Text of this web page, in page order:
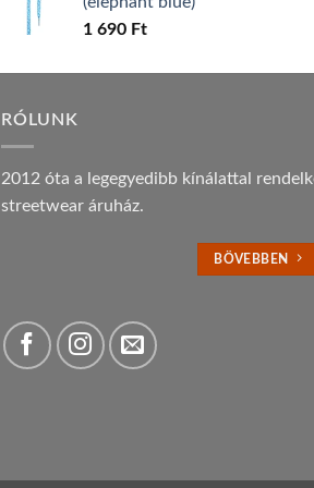
1 690 Ft
RÓLUNK
2012 óta a legegyedibb kínálattal
streetwear áruház.
BÖVEBBEN